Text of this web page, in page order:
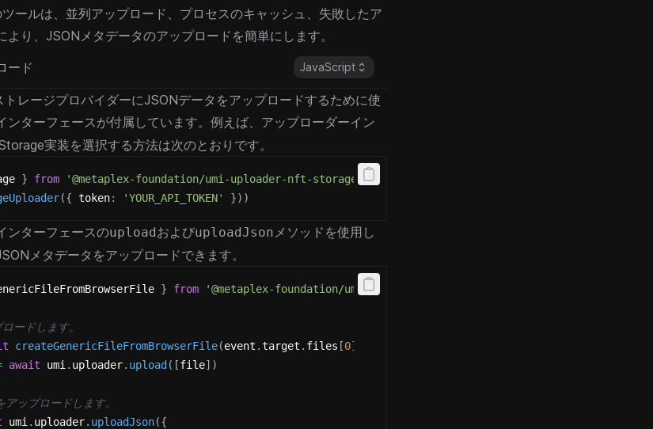
ールは、並列アップロード、プロセスのキャッシュ、失敗したア
より、JSONメタデータのアップロードを簡単にします。
ード
JavaScript
トレージプロバイダーにJSONデータをアップロードするために使
ンターフェースが付属しています。例えば、アップローダーイン
実装を選択する方法は次のとおりです。
} from
'@metaplex-foundation/umi-uploader-nft-storage'
({ token: 'YOUR_API_TOKEN' }) )
ンターフェースのuploadおよびuploadJsonメソッドを使用し
メタデータをアップロードできます。
} from '@metaplex-foundation/umi'
ードします。
createGenericFileFromBrowserFile(event .target . files [0]
await umi . uploader. upload ( [file] )
ップロードします。
umi . uploader. uploadJson({